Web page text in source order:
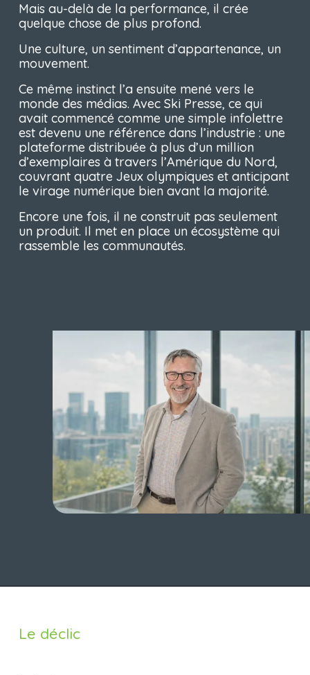
Mais au-delà de la performance, il crée
quelque chose de plus profond.
Une culture, un sentiment d’appartenance, un
mouvement.
Ce même instinct l’a ensuite mené vers le
monde des médias. Avec Ski Presse, ce qui
avait commencé comme une simple infolettre
est devenu une référence dans l’industrie : une
plateforme distribuée à plus d’un million
d’exemplaires à travers l’Amérique du Nord,
couvrant quatre Jeux olympiques et anticipant
le virage numérique bien avant la majorité.
Encore une fois, il ne construit pas seulement
un produit. Il met en place un écosystème qui
rassemble les communautés.
Le déclic